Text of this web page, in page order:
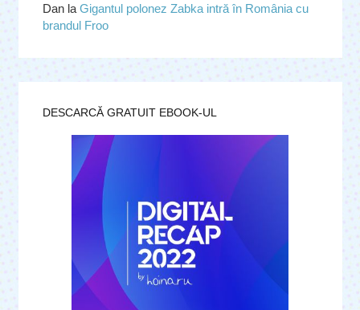
Danla Gigantul polonez Zabka intră în România cu
brandul Froo
DESCARCĂ GRATUIT EBOOK-UL